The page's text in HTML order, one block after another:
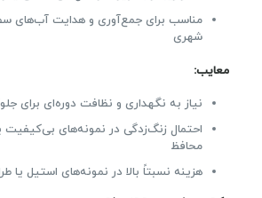
مناسب برای جمع‌آوری و هدایت آب‌های
شهری
معایب:
نیاز به نگهداری و نظافت دوره‌ای برای
احتمال زنگ‌زدگی در نمونه‌های
محافظ
هزینه نسبتاً بالا در نمونه‌های استیل یا